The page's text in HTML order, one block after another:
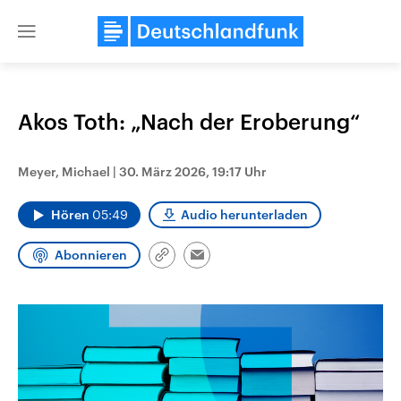
Close
Landtagswahl Sachsen-Anhalt
Sachsen-Anhalt wählt am 6.
September 2026 einen neuen
Landtag. Seit 2021 wird das
Bundesland von einer Koalition aus
Aktuelle Beiträge,
Hintergründe
Wirtschaftlich und
gehören die Vereinigten
den mächtigsten Ländern
mit großem Einfluss auf
Akos Toth: „Nach der Eroberung“
Meyer, Michael | 30. März 2026, 19:17 Uhr
Hören 05:49 Audio herunterladen
Abonnieren
Link
Email